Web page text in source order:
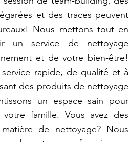
et des traces peuvent
Nous mettons tout en
un service de nettoyage
et de votre bien-être!
rapide, de qualité et à
des produits de nettoyage
un espace sain pour
famille. Vous avez des
de nettoyage? Nous